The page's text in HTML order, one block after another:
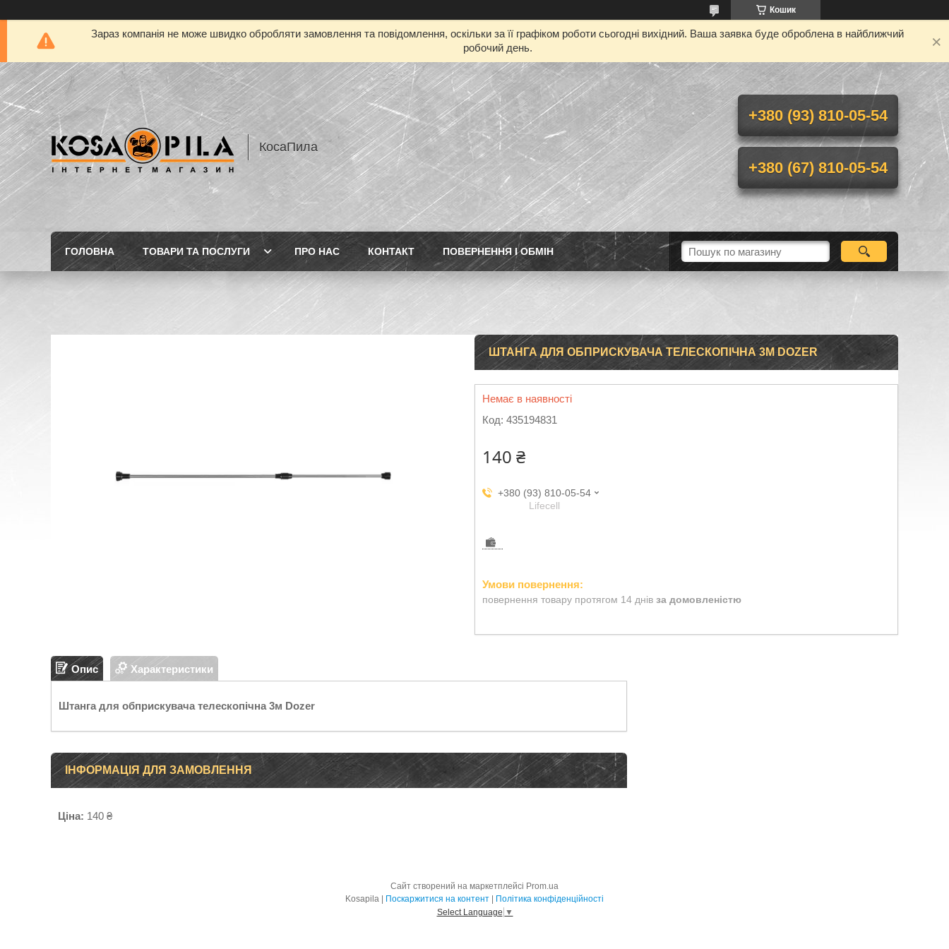
Кошик
Зараз компанія не може швидко обробляти замовлення та повідомлення, оскільки за її графіком роботи сьогодні вихідний. Ваша заявка буде оброблена в найближчий
робочий день.
КосаПила
+380 (93) 810-05-54
+380 (67) 810-05-54
ГОЛОВНА ТОВАРИ ТА ПОСЛУГИ ПРО НАС КОНТАКТ ПОВЕРНЕННЯ І ОБМІН
ШТАНГА ДЛЯ ОБПРИСКУВАЧА ТЕЛЕСКОПІЧНА 3М DOZER
Немає в наявності
Код: 435194831
140 ₴
+380 (93) 810-05-54
Lifecell
повернення товару протягом 14 днів за домовленістю
Опис Характеристики
Штанга для обприскувача телескопічна 3м Dozer
ІНФОРМАЦІЯ ДЛЯ ЗАМОВЛЕННЯ
Ціна: 140 ₴
Сайт створений на маркетплейсі Prom.ua
Поскаржитися на контент
Політика конфіденційності
Select Language ▼